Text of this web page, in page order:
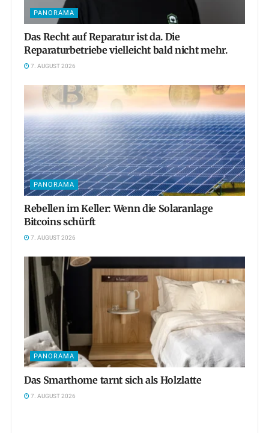
PANORAMA
Das Recht auf Reparatur ist da. Die
Reparaturbetriebe vielleicht bald nicht mehr.
7. AUGUST 2026
PANORAMA
Rebellen im Keller: Wenn die Solaranlage
Bitcoins schürft
7. AUGUST 2026
PANORAMA
Das Smarthome tarnt sich als Holzlatte
7. AUGUST 2026